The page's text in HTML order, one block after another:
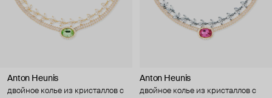
Anton Heunis
двойное колье из кристаллов с
Anton Heunis
двойное колье из кристаллов с